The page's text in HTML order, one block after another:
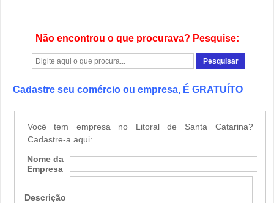
Não encontrou o que procurava? Pesquise:
Cadastre seu comércio ou empresa, É GRATUÍTO
Você tem empresa no Litoral de Santa Catarina?
Cadastre-a aqui:
Nome da
Empresa
Descrição